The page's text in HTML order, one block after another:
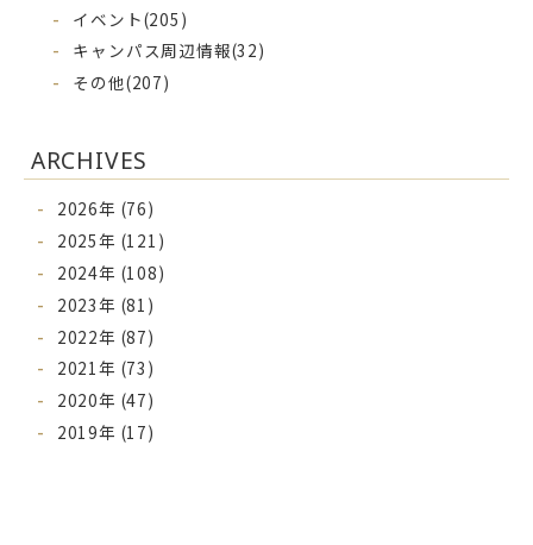
イベント(205)
キャンパス周辺情報(32)
その他(207)
ARCHIVES
2026年 (76)
2025年 (121)
2024年 (108)
2023年 (81)
2022年 (87)
2021年 (73)
2020年 (47)
2019年 (17)